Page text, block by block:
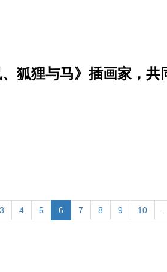
狐狸与马》插画家，共
3 4 5 6 7 8 9 10